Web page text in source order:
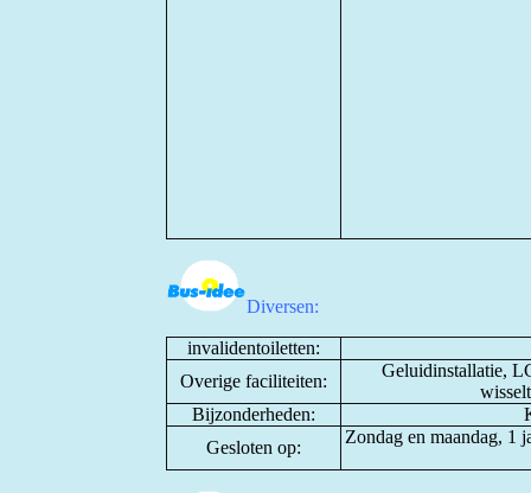
Diversen:
invalidentoiletten:
Overige faciliteiten:
Geluidinstallatie,
Bijzonderheden:
Gesloten op:
Zondag en maandag, 1